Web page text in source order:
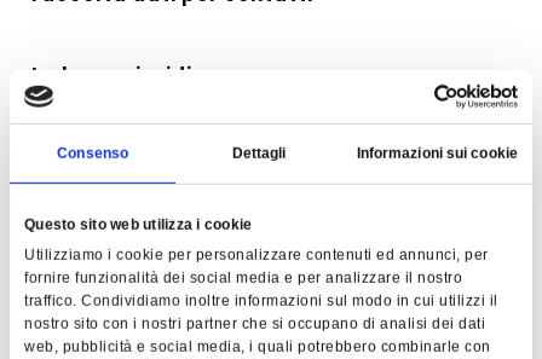
Consenso Dettagli Informazioni sui cookie
Questo sito web utilizza i cookie
Utilizziamo i cookie per personalizzare contenuti ed annunci, per
fornire funzionalità dei social media e per analizzare il nostro
traffico. Condividiamo inoltre informazioni sul modo in cui utilizzi il
nostro sito con i nostri partner che si occupano di analisi dei dati
web, pubblicità e social media, i quali potrebbero combinarle con
La base giuridica
La base giuridica che legittima il presente
trattamento è costituita dell’esecuzione di
richiesta dell’interessato.
Il periodo di conservazione dei dati